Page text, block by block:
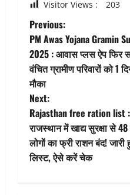
Visitor Views : 203
P
o
s
t
n
a
Previous:
PM Awas Yojana Gramin
2025 : आवास प्लस ऐप फिर
वंचित ग्रामीण परिवारों को 1
मौका
Next:
Rajasthan free ration list :
राजस्थान में खाद्य सुरक्षा से
लोगों का फ्री राशन बंद! जारी
लिस्ट, ऐसे करें चेक